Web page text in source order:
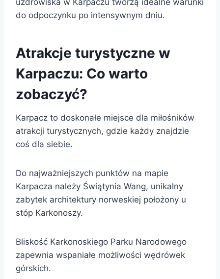
do odpoczynku po intensywnym dniu.
Atrakcje turystyczne w
Karpaczu: Co warto
zobaczyć?
Karpacz to doskonałe miejsce dla miłośników
atrakcji turystycznych, gdzie każdy znajdzie
coś dla siebie.
Do najważniejszych punktów na mapie
Karpacza należy Świątynia Wang, unikalny
zabytek architektury norweskiej położony u
stóp Karkonoszy.
Bliskość Karkonoskiego Parku Narodowego
zapewnia wspaniałe możliwości wędrówek
górskich.